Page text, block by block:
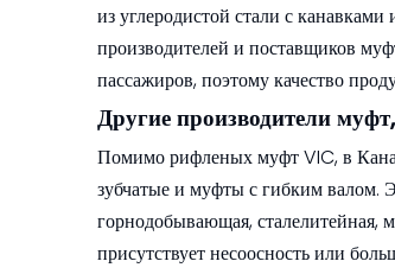
из углеродистой стали с
производителей и поставщиков
пассажиров, поэтому качество
Другие производители
Помимо рифленых муфт VIC, в
зубчатые и муфты с гибким валом.
горнодобывающая, сталелитейная,
присутствует несоосность или